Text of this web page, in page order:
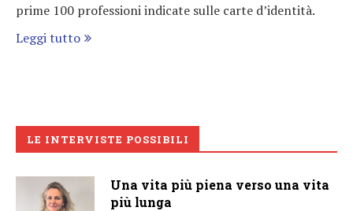
prime 100 professioni indicate sulle carte d’identità.
Leggi tutto
LE INTERVISTE POSSIBILI
Una vita più piena verso una vita
più lunga